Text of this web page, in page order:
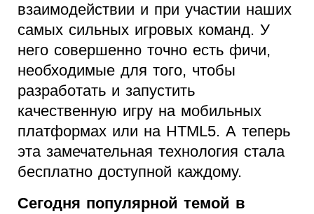
взаимодействии и при участии наших
самых сильных игровых команд. У
него совершенно точно есть фичи,
необходимые для того, чтобы
разработать и запустить
качественную игру на мобильных
платформах или на HTML5. А теперь
эта замечательная технология стала
бесплатно доступной каждому.
Сегодня популярной темой в